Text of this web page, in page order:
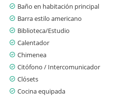
Baño en habitación principal
Barra estilo americano
Biblioteca/Estudio
Calentador
Chimenea
Citófono / Intercomunicador
Clósets
Cocina equipada